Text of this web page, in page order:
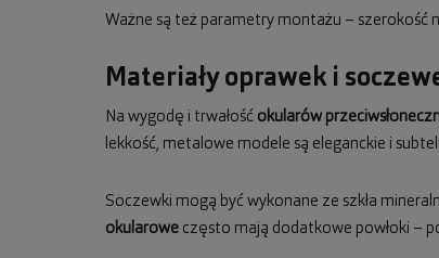
Ważne są też parametry montażu – szerokość
Materiały oprawek i
Na wygodę i trwałość okularów
lekkość, metalowe modele są eleganckie i
Soczewki mogą być wykonane ze szkła
okularowe często mają dodatkowe powłoki –